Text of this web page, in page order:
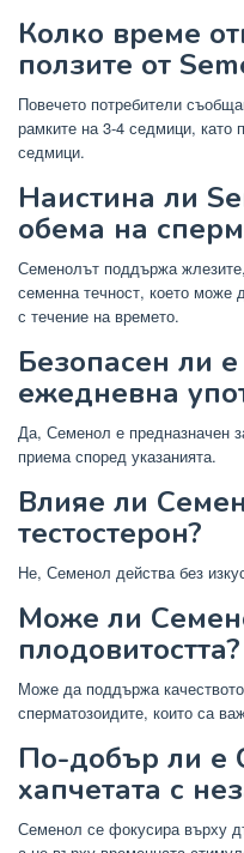
Колко време
ползите от
Повечето потребители
рамките на 3-4 седмици, като
седмици.
Наистина ли
обема на
Семенолът поддържа
семенна течност, което може
с течение на времето.
Безопасен ли
ежедневна
Да, Семенол е предназначен
приема според указанията.
Влияе ли
тестостерон?
Не, Семенол действа без
Може ли
плодовитостта?
Може да поддържа
сперматозоидите, които са
По-добър ли е
хапчетата с
Семенол се фокусира върху